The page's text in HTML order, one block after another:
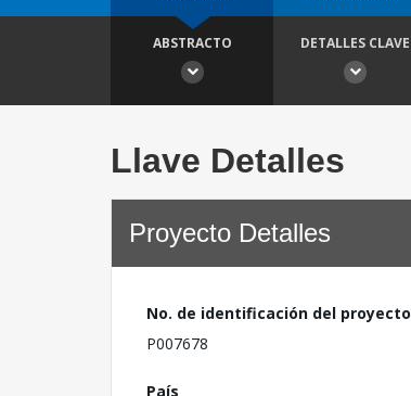
ABSTRACTO DETALLES CLAVE
Llave Detalles
Proyecto Detalles
No. de identificación del proyecto
P007678
País